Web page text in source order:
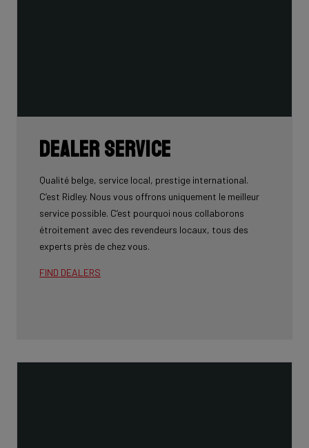
Dealer service
Qualité belge, service local, prestige international.
C’est Ridley. Nous vous offrons uniquement le meilleur
service possible. C’est pourquoi nous collaborons
étroitement avec des revendeurs locaux, tous des
experts près de chez vous.
FIND DEALERS